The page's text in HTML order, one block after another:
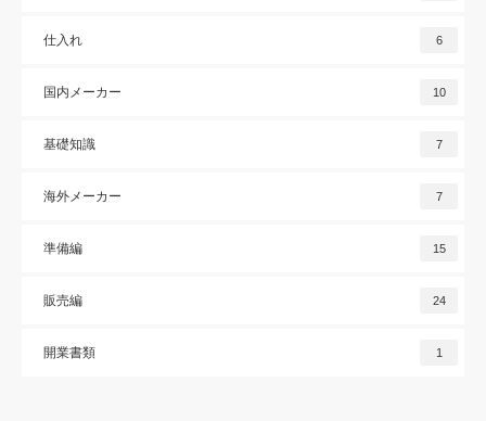
仕入れ 6
国内メーカー 10
基礎知識 7
海外メーカー 7
準備編 15
販売編 24
開業書類 1